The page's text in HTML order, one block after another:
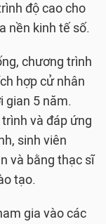
độ cao cho
nền kinh tế số.
chương trình
hợp cử nhân
gian 5 năm.
và đáp ứng
sinh viên
và bằng thạc sĩ
tạo.
gia vào các